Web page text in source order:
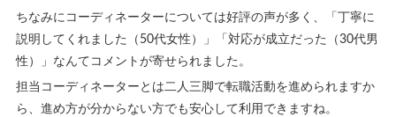
ちなみにコーディネーターについては好評の声が多く、「丁寧に
説明してくれました（50代女性）」「対応が成立だった（30代男
性）」なんてコメントが寄せられました。
担当コーディネーターとは二人三脚で転職活動を進められますか
ら、進め方が分からない方でも安心して利用できますね。